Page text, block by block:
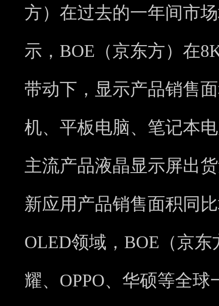
方）在过去的一年间市
示，BOE（京东方）在
带动下，显示产品销售
机、平板电脑、笔记本
主流产品液晶显示屏出
新应用产品销售面积同
OLED领域，BOE（京
耀、OPPO、华硕等全